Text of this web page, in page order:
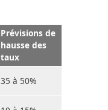
Prévisions de
hausse des
taux
35 à 50%